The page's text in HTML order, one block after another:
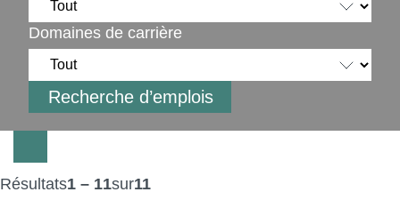
Domaines de carrière
Résultats1 – 11sur11